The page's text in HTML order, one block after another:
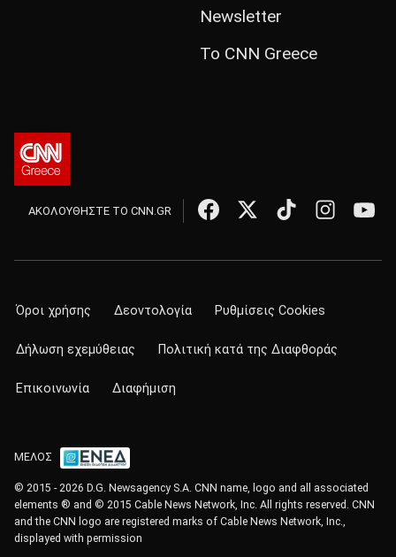
Newsletter
Το CNN Greece
ΑΚΟΛΟΥΘΗΣΤΕ ΤΟ CNN.GR
Όροι χρήσης Δεοντολογία Ρυθμίσεις Cookies
Δήλωση εχεμύθειας Πολιτική κατά της Διαφθοράς
Επικοινωνία Διαφήμιση
ΜΕΛΟΣ
© 2015 - 2026 D.G. Newsagency S.A. CNN name, logo and all associated
elements ® and © 2015 Cable News Network, Inc. All rights reserved. CNN
and the CNN logo are registered marks of Cable News Network, Inc.,
displayed with permission